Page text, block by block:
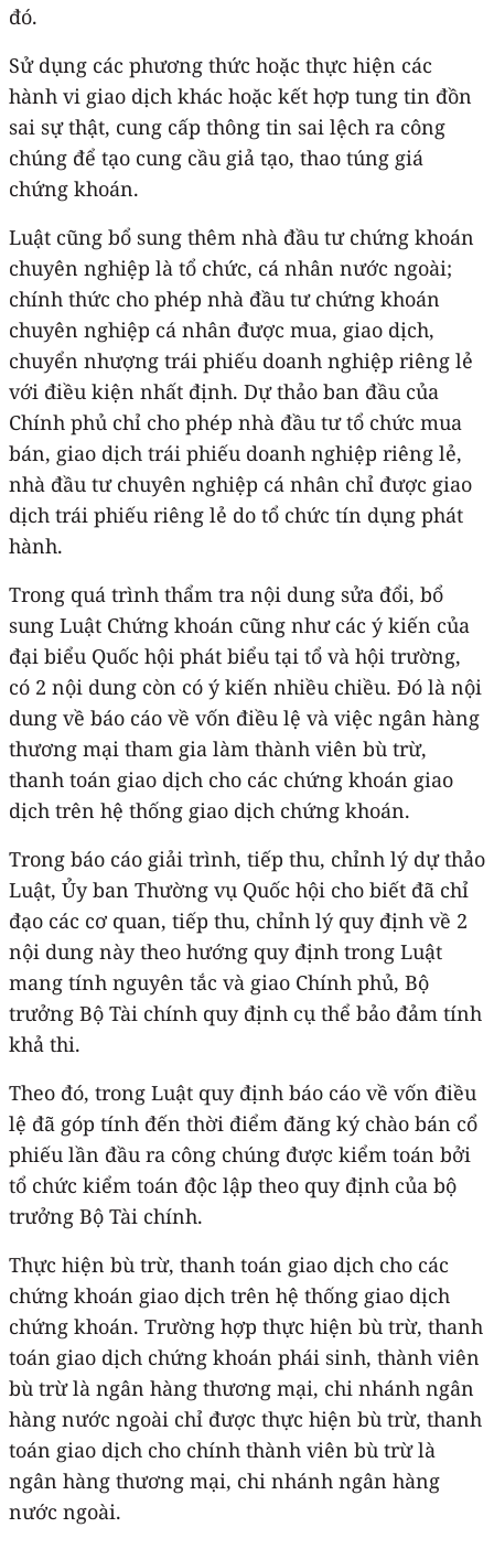
đó.
Sử dụng các phương thức hoặc thực hiện các
hành vi giao dịch khác hoặc kết hợp tung tin đồn
sai sự thật, cung cấp thông tin sai lệch ra công
chúng để tạo cung cầu giả tạo, thao túng giá
chứng khoán.
Luật cũng bổ sung thêm nhà đầu tư chứng khoán
chuyên nghiệp là tổ chức, cá nhân nước ngoài;
chính thức cho phép nhà đầu tư chứng khoán
chuyên nghiệp cá nhân được mua, giao dịch,
chuyển nhượng trái phiếu doanh nghiệp riêng lẻ
với điều kiện nhất định. Dự thảo ban đầu của
Chính phủ chỉ cho phép nhà đầu tư tổ chức mua
bán, giao dịch trái phiếu doanh nghiệp riêng lẻ,
nhà đầu tư chuyên nghiệp cá nhân chỉ được giao
dịch trái phiếu riêng lẻ do tổ chức tín dụng phát
hành.
Trong quá trình thẩm tra nội dung sửa đổi, bổ
sung Luật Chứng khoán cũng như các ý kiến của
đại biểu Quốc hội phát biểu tại tổ và hội trường,
có 2 nội dung còn có ý kiến nhiều chiều. Đó là nội
dung về báo cáo về vốn điều lệ và việc ngân hàng
thương mại tham gia làm thành viên bù trừ,
thanh toán giao dịch cho các chứng khoán giao
dịch trên hệ thống giao dịch chứng khoán.
Trong báo cáo giải trình, tiếp thu, chỉnh lý dự thảo
Luật, Ủy ban Thường vụ Quốc hội cho biết đã chỉ
đạo các cơ quan, tiếp thu, chỉnh lý quy định về 2
nội dung này theo hướng quy định trong Luật
mang tính nguyên tắc và giao Chính phủ, Bộ
trưởng Bộ Tài chính quy định cụ thể bảo đảm tính
khả thi.
Theo đó, trong Luật quy định báo cáo về vốn điều
lệ đã góp tính đến thời điểm đăng ký chào bán cổ
phiếu lần đầu ra công chúng được kiểm toán bởi
tổ chức kiểm toán độc lập theo quy định của bộ
trưởng Bộ Tài chính.
Thực hiện bù trừ, thanh toán giao dịch cho các
chứng khoán giao dịch trên hệ thống giao dịch
chứng khoán. Trường hợp thực hiện bù trừ, thanh
toán giao dịch chứng khoán phái sinh, thành viên
bù trừ là ngân hàng thương mại, chi nhánh ngân
hàng nước ngoài chỉ được thực hiện bù trừ, thanh
toán giao dịch cho chính thành viên bù trừ là
ngân hàng thương mại, chi nhánh ngân hàng
nước ngoài.